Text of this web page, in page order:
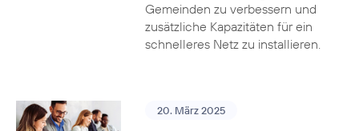
Gemeinden zu verbessern und
zusätzliche Kapazitäten für ein
schnelleres Netz zu installieren.
20. März 2025